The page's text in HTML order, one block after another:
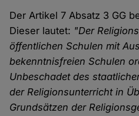
Der Artikel 7 Absatz 3 GG
Dieser lautet: "Der
öffentlichen Schulen mit
bekenntnisfreien Schulen
Unbeschadet des
der Religionsunterricht in
Grundsätzen der